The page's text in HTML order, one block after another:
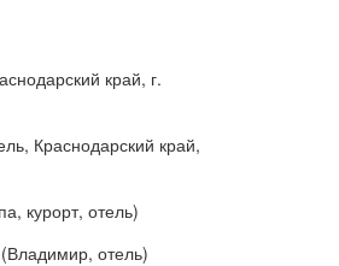
край, г.
Краснодарский край,
курорт, отель)
отель)